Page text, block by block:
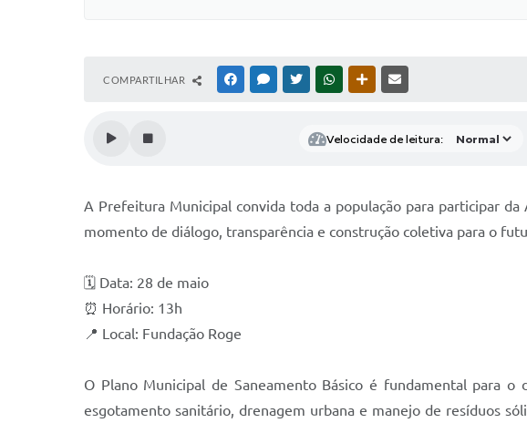
COMPARTILHAR FACEBOOKMESSENGER
TWITTERWHATSAPPOUTRAS MÍDIAS
Velocidade de leitura:
A Prefeitura Municipal convida toda a população para participar
momento de diálogo, transparência e construção coletiva para o
🗓️ Data: 28 de maio
⏰ Horário: 13h
📍 Local: Fundação Roge
O Plano Municipal de Saneamento Básico é fundamental para
esgotamento sanitário, drenagem urbana e manejo de resíduos